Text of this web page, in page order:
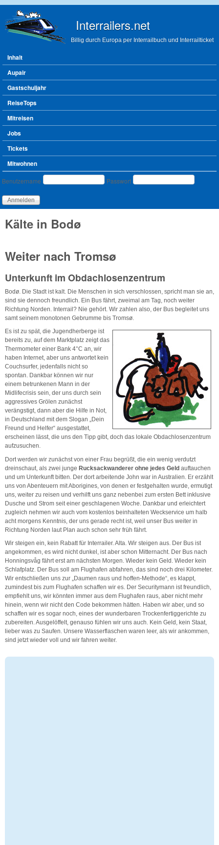
Interrailers.net
Billig durch Europa per Interrailbuch und Interrailticket
Hauptmenü
Inhalt
Aupair
Gastschuljahr
ReiseTops
Mitreisen
Jobs
Tickets
Mitwohnen
Benutzeranmeldung
Benutzername Passwort
Kälte in Bodø
Weiter nach Tromsø
Unterkunft im Obdachlosenzentrum
Bodø. Die Stadt ist kalt. Die Menschen in sich verschlossen, spricht man sie an,
sind sie dennoch freundlich. Ein Bus fährt, zweimal am Tag, noch weiter
Richtung Norden. Interrail? Nie gehört. Wir zahlen also, der Bus begleitet uns
samt seinem monotonen Gebrumme bis Tromsø.
Es ist zu spät, die Jugendherberge ist
bereits zu, auf dem Marktplatz zeigt das
Thermometer einer Bank 4°C an, wir
haben Internet, aber uns antwortet kein
Couchsurfer, jedenfalls nicht so
spontan. Dankbar können wir nur
einem betrunkenen Mann in der
Midlifecrisis sein, der uns durch sein
aggressives Grölen zunächst
verängstigt, dann aber die Hilfe in Not,
in Deutschland mit dem Slogan „Dein
Freund und Helfer“ ausgestattet,
erscheinen lässt, die uns den Tipp gibt, doch das lokale Obdachlosenzentrum
aufzusuchen.
Dort werden wir zunächst von einer Frau begrüßt, die ein wenig verdutzt
dreinschaut, als zwei junge Rucksackwanderer ohne jedes Geld auftauchen
und um Unterkunft bitten. Der dort arbeitende John war in Australien. Er erzählt
uns von Abenteuern mit Aborigines, von denen er festgehalten wurde, ermutigt
uns, weiter zu reisen und verhilft uns ganz nebenbei zum ersten Bett inklusive
Dusche und Strom seit einer geschlagenen Woche. Dankbar und erleichtert
zugleich nehmen wir auch vom kostenlos beinhalteten Weckservice um halb
acht morgens Kenntnis, der uns gerade recht ist, weil unser Bus weiter in
Richtung Norden laut Plan auch schon sehr früh fährt.
Wir steigen ein, kein Rabatt für Interrailer. Alta. Wir steigen aus. Der Bus ist
angekommen, es wird nicht dunkel, ist aber schon Mitternacht. Der Bus nach
Honningsvåg fährt erst am nächsten Morgen. Wieder kein Geld. Wieder kein
Schlafplatz. Der Bus soll am Flughafen abfahren, das sind noch drei Kilometer.
Wir entschließen uns zur „Daumen raus und hoffen-Methode“, es klappt,
zumindest bis zum Flughafen schaffen wir es. Der Securitymann ist freundlich,
empfiehlt uns, wir könnten immer aus dem Flughafen raus, aber nicht mehr
hinein, wenn wir nicht den Code bekommen hätten. Haben wir aber, und so
schaffen wir es sogar noch, eines der wunderbaren Trockenfertiggerichte zu
zubereiten. Ausgelöffelt, genauso fühlen wir uns auch. Kein Geld, kein Staat,
lieber was zu Saufen. Unsere Wasserflaschen waren leer, als wir ankommen,
sind jetzt wieder voll und wir fahren weiter.